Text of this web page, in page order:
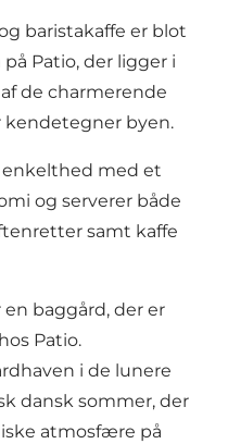
baristakaffe er blot
Patio, der ligger i
de charmerende
kendetegner byen.
med et
og serverer både
samt kaffe
baggård, der er
Patio.
i de lunere
dansk sommer, der
atmosfære på